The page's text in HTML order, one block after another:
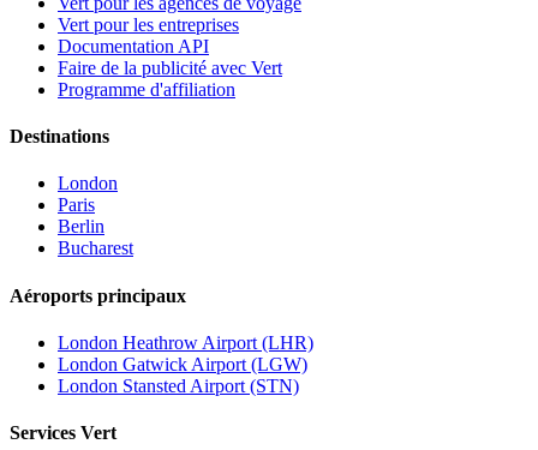
Vert pour les entreprises
Documentation API
Faire de la publicité avec Vert
Programme d'affiliation
Destinations
London
Paris
Berlin
Bucharest
Aéroports principaux
London Heathrow Airport (LHR)
London Gatwick Airport (LGW)
London Stansted Airport (STN)
Services Vert